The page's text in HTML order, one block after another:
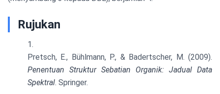
Rujukan
Pretsch, E., Bühlmann, P., & Badertscher, M. (2009).
Penentuan Struktur Sebatian Organik: Jadual Data
Spektral. Springer.